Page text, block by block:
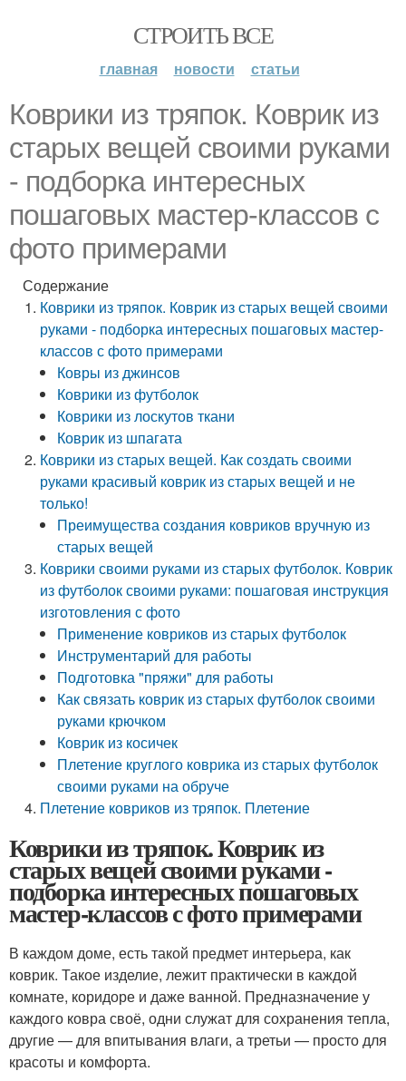
СТРОИТЬ ВСЕ
главная новости статьи
Коврики из тряпок. Коврик из
старых вещей своими руками
- подборка интересных
пошаговых мастер-классов с
фото примерами
Содержание
Коврики из тряпок. Коврик из старых вещей своими
руками - подборка интересных пошаговых мастер-
классов с фото примерами
Ковры из джинсов
Коврики из футболок
Коврики из лоскутов ткани
Коврик из шпагата
Коврики из старых вещей. Как создать своими
руками красивый коврик из старых вещей и не
только!
Преимущества создания ковриков вручную из
старых вещей
Коврики своими руками из старых футболок. Коврик
из футболок своими руками: пошаговая инструкция
изготовления с фото
Применение ковриков из старых футболок
Инструментарий для работы
Подготовка "пряжи" для работы
Как связать коврик из старых футболок своими
руками крючком
Коврик из косичек
Плетение круглого коврика из старых футболок
своими руками на обруче
Плетение ковриков из тряпок. Плетение
Коврики из тряпок. Коврик из
старых вещей своими руками -
подборка интересных пошаговых
мастер-классов с фото примерами
В каждом доме, есть такой предмет интерьера, как
коврик. Такое изделие, лежит практически в каждой
комнате, коридоре и даже ванной. Предназначение у
каждого ковра своё, одни служат для сохранения тепла,
другие — для впитывания влаги, а третьи — просто для
красоты и комфорта.